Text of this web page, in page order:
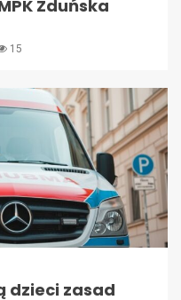
Zduńska
15
dzieci zasad